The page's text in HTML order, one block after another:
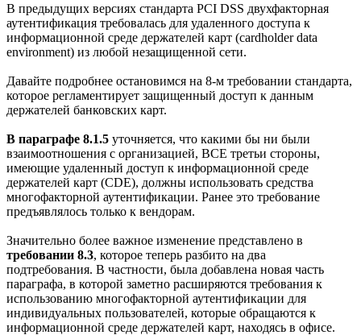
В предыдущих версиях стандарта PCI DSS двухфакторная
аутентификация требовалась для удаленного доступа к
информационной среде держателей карт (cardholder data
environment) из любой незащищенной сети.
Давайте подробнее остановимся на 8-м требовании стандарта,
которое регламентирует защищенный доступ к данным
держателей банковских карт.
В параграфе 8.1.5 уточняется, что какими бы ни были
взаимоотношения с организацией, ВСЕ третьи стороны,
имеющие удаленный доступ к информационной среде
держателей карт (CDE), должны использовать средства
многофакторной аутентификации. Ранее это требование
предъявлялось только к вендорам.
Значительно более важное изменение представлено в
требовании 8.3, которое теперь разбито на два
подтребования. В частности, была добавлена новая часть
параграфа, в которой заметно расширяются требования к
использованию многофакторной аутентификации для
индивидуальных пользователей, которые обращаются к
информационной среде держателей карт, находясь в офисе.